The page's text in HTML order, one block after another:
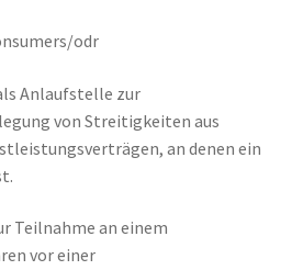
odr
Anlaufstelle zur
von Streitigkeiten aus
an denen ein
Teilnahme an einem
vor einer